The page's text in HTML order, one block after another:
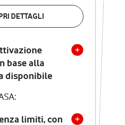
DETTAGLI
base alla
disponibile
limiti, con
VERIFICA LA COPERTURA
di attivazione
in base alla
disponibile
CASA:
senza limiti, con
tecnologia